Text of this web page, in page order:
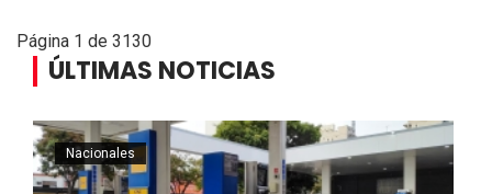
Página 1 de 3130
ÚLTIMAS NOTICIAS
Nacionales